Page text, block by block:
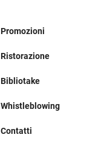
Promozioni
Ristorazione
Bibliotake
Whistleblowing
Contatti